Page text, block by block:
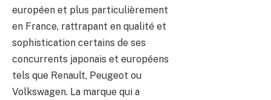
européen et plus particulièrement
en France, rattrapant en qualité et
sophistication certains de ses
concurrents japonais et européens
tels que Renault, Peugeot ou
Volkswagen. La marque qui a